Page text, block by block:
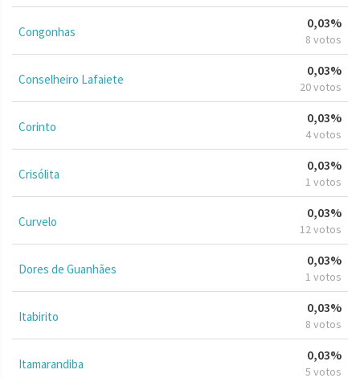
Congonhas
0,03%
8 votos
Conselheiro Lafaiete
0,03%
20 votos
Corinto
0,03%
4 votos
Crisólita
0,03%
1 votos
Curvelo
0,03%
12 votos
Dores de Guanhães
0,03%
1 votos
Itabirito
0,03%
8 votos
Itamarandiba
0,03%
5 votos